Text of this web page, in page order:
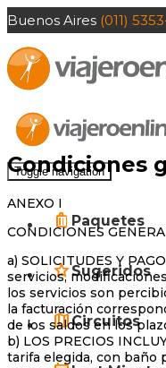
Buenos Aires (011)
Toggle navigation
Paquetes
Sugeridos
Circuitos
Condiciones
ANEXO I
CONDICIONES
a) SOLICITUDES Y
servicios,
los servicios son
la facturación
de los saldos en los
b) LOS PRECIOS
tarifa elegida, con baño